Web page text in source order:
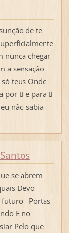
de te
nunca chegar
a sensação
teus Onde
por ti e para ti
não sabia
se abrem
Devo
futuro Portas
E no
Pelo que